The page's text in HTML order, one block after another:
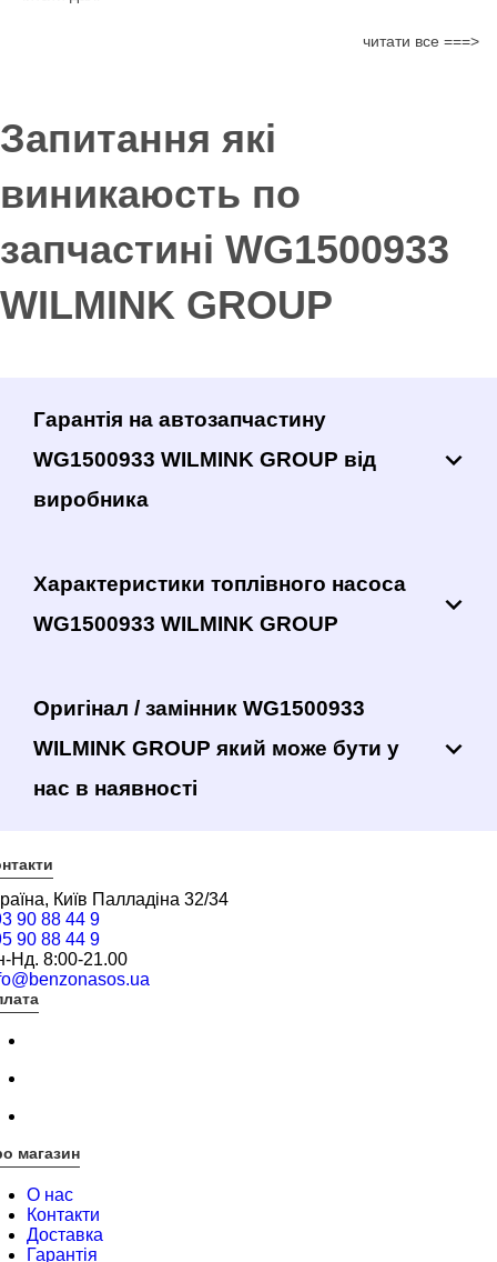
читати все ===>
Запитання які
виникаюсть по
запчастині WG1500933
WILMINK GROUP
Гарантія на автозапчастину
WG1500933 WILMINK GROUP від
виробника
Характеристики топлівного насоса
WG1500933 WILMINK GROUP
Оригінал / замінник WG1500933
WILMINK GROUP який може бути у
нас в наявності
Київ Палладіна 32/34
90 88 44 9
90 88 44 9
Нд. 8:00-21.00
магазин
О нас
Контакти
Доставка
Гарантія